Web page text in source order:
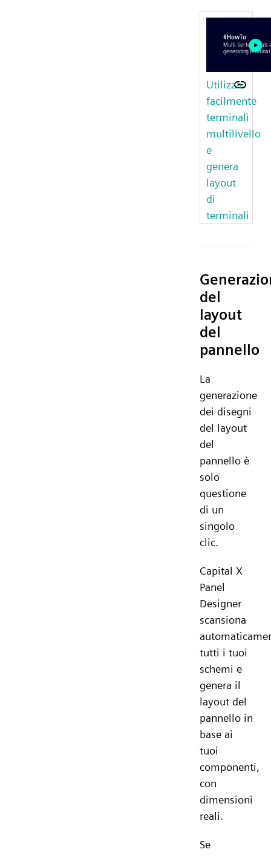
Utilizza
facilmente
terminali
multilivello
e
genera
layout
di
terminali
del
layout
del
pannello
La
generazione
dei disegni
del layout
del
pannello è
solo
questione
di un
singolo
clic.
Capital X
Panel
Designer
scansiona
tutti i tuoi
schemi e
genera il
layout del
pannello in
base ai
tuoi
componenti,
con
dimensioni
reali.
Se